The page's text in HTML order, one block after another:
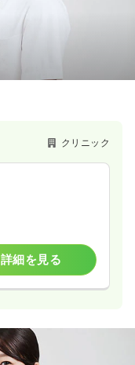
クリニック
詳細を見る